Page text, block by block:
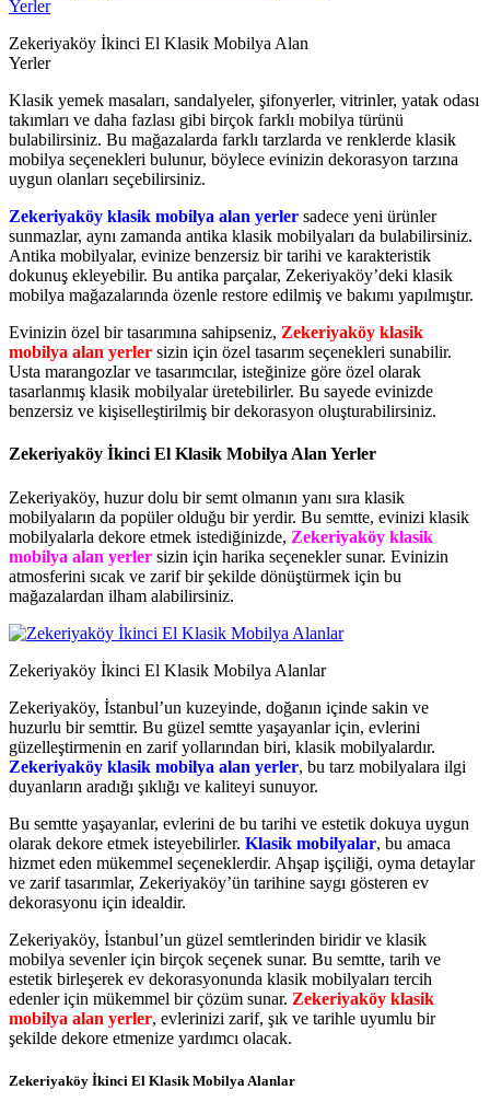
Zekeriyaköy İkinci El Klasik Mobilya Alan
Yerler
Klasik yemek masaları, sandalyeler, şifonyerler, vitrinler, yatak odası
takımları ve daha fazlası gibi birçok farklı mobilya türünü
bulabilirsiniz. Bu mağazalarda farklı tarzlarda ve renklerde klasik
mobilya seçenekleri bulunur, böylece evinizin dekorasyon tarzına
uygun olanları seçebilirsiniz.
Zekeriyaköy klasik mobilya alan yerler sadece yeni ürünler
sunmazlar, aynı zamanda antika klasik mobilyaları da bulabilirsiniz.
Antika mobilyalar, evinize benzersiz bir tarihi ve karakteristik
dokunuş ekleyebilir. Bu antika parçalar, Zekeriyaköy’deki klasik
mobilya mağazalarında özenle restore edilmiş ve bakımı yapılmıştır.
Evinizin özel bir tasarımına sahipseniz, Zekeriyaköy klasik
mobilya alan yerler sizin için özel tasarım seçenekleri sunabilir.
Usta marangozlar ve tasarımcılar, isteğinize göre özel olarak
tasarlanmış klasik mobilyalar üretebilirler. Bu sayede evinizde
benzersiz ve kişiselleştirilmiş bir dekorasyon oluşturabilirsiniz.
Zekeriyaköy İkinci El Klasik Mobilya Alan Yerler
Zekeriyaköy, huzur dolu bir semt olmanın yanı sıra klasik
mobilyaların da popüler olduğu bir yerdir. Bu semtte, evinizi klasik
mobilyalarla dekore etmek istediğinizde, Zekeriyaköy klasik
mobilya alan yerler sizin için harika seçenekler sunar. Evinizin
atmosferini sıcak ve zarif bir şekilde dönüştürmek için bu
mağazalardan ilham alabilirsiniz.
Zekeriyaköy İkinci El Klasik Mobilya Alanlar
Zekeriyaköy, İstanbul’un kuzeyinde, doğanın içinde sakin ve
huzurlu bir semttir. Bu güzel semtte yaşayanlar için, evlerini
güzelleştirmenin en zarif yollarından biri, klasik mobilyalardır.
Zekeriyaköy klasik mobilya alan yerler, bu tarz mobilyalara ilgi
duyanların aradığı şıklığı ve kaliteyi sunuyor.
Bu semtte yaşayanlar, evlerini de bu tarihi ve estetik dokuya uygun
olarak dekore etmek isteyebilirler. Klasik mobilyalar, bu amaca
hizmet eden mükemmel seçeneklerdir. Ahşap işçiliği, oyma detaylar
ve zarif tasarımlar, Zekeriyaköy’ün tarihine saygı gösteren ev
dekorasyonu için idealdir.
Zekeriyaköy, İstanbul’un güzel semtlerinden biridir ve klasik
mobilya sevenler için birçok seçenek sunar. Bu semtte, tarih ve
estetik birleşerek ev dekorasyonunda klasik mobilyaları tercih
edenler için mükemmel bir çözüm sunar. Zekeriyaköy klasik
mobilya alan yerler, evlerinizi zarif, şık ve tarihle uyumlu bir
şekilde dekore etmenize yardımcı olacak.
Zekeriyaköy İkinci El Klasik Mobilya Alanlar